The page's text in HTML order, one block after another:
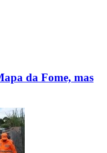
da Fome, mas